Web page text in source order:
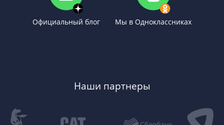
Официальный блог Мы в Одноклассниках
Наши партнеры